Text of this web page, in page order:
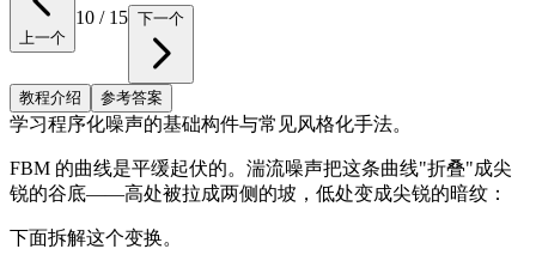
上一个
10 / 15 下一个
教程介绍 参考答案
学习程序化噪声的基础构件与常见风格化手法。
FBM 的曲线是平缓起伏的。湍流噪声把这条曲线"折叠"成尖
锐的谷底——高处被拉成两侧的坡，低处变成尖锐的暗纹：
下面拆解这个变换。